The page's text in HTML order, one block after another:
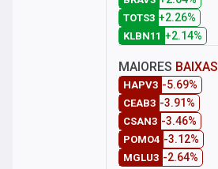
TOTS3 +2.26%
KLBN11 +2.14%
MAIORES BAIXAS
HAPV3 -5.69%
CEAB3 -3.91%
CSAN3 -3.46%
POMO4 -3.12%
MGLU3 -2.64%